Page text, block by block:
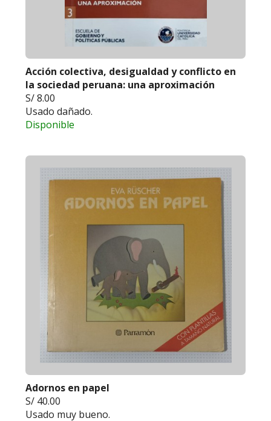
Acción colectiva, desigualdad y conflicto en
la sociedad peruana: una aproximación
S/ 8.00
Usado dañado.
Disponible
Adornos en papel
S/ 40.00
Usado muy bueno.